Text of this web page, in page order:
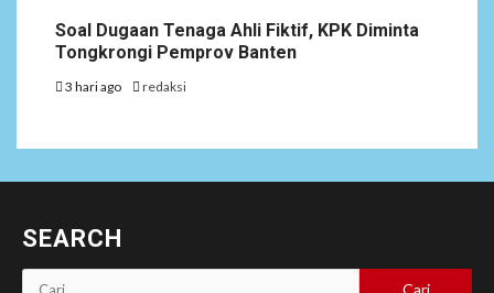
Soal Dugaan Tenaga Ahli Fiktif, KPK Diminta
Tongkrongi Pemprov Banten
3 hari ago redaksi
SEARCH
Cari